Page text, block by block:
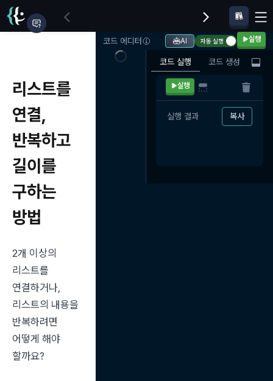
리스트를
연결,
반복하고
길이를
구하는
방법
2개 이상의
리스트를
연결하거나,
리스트의 내용을
반복하려면
어떻게 해야
할까요?
코드 에디터 AI 자동 실행 실행
코드 실행 코드 생성
실행
실행 결과 복사